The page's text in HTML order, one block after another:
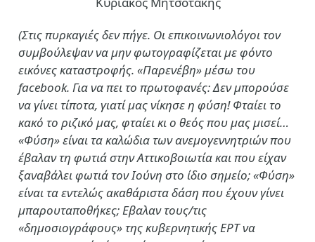
(Στις πυρκαγιές δεν πήγε. Οι επικοινωνιολόγοι τον
συμβούλεψαν να μην φωτογραφίζεται με φόντο
εικόνες καταστροφής. «Παρενέβη» μέσω του
facebook. Για να πει το πρωτοφανές: Δεν μπορούσε
να γίνει τίποτα, γιατί μας νίκησε η φύση! Φταίει το
κακό το ριζικό μας, φταίει κι ο θεός που μας μισεί…
«Φύση» είναι τα καλώδια των ανεμογεννητριών που
έβαλαν τη φωτιά στην Αττικοβοιωτία και που είχαν
ξαναβάλει φωτιά τον Ιούνη στο ίδιο σημείο; «Φύση»
είναι τα εντελώς ακαθάριστα δάση που έχουν γίνει
μπαρουταποθήκες; Εβαλαν τους/τις
«δημοσιογράφους» της κυβερνητικής ΕΡΤ να